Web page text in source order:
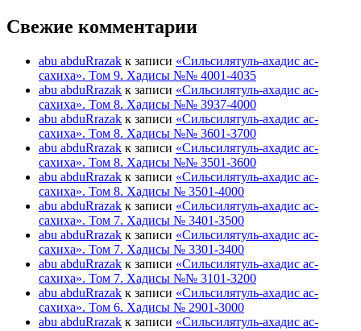
Свежие комментарии
abu abduRrazak к записи «Сильсилятуль-ахадис ас-
сахиха». Том 9. Хадисы №№ 4001-4035
abu abduRrazak к записи «Сильсилятуль-ахадис ас-
сахиха». Том 8. Хадисы №№ 3937-4000
abu abduRrazak к записи «Сильсилятуль-ахадис ас-
сахиха». Том 8. Хадисы №№ 3601-3700
abu abduRrazak к записи «Сильсилятуль-ахадис ас-
сахиха». Том 8. Хадисы №№ 3501-3600
abu abduRrazak к записи «Сильсилятуль-ахадис ас-
сахиха». Том 8. Хадисы № 3501-4000
abu abduRrazak к записи «Сильсилятуль-ахадис ас-
сахиха». Том 7. Хадисы № 3401-3500
abu abduRrazak к записи «Сильсилятуль-ахадис ас-
сахиха». Том 7. Хадисы № 3301-3400
abu abduRrazak к записи «Сильсилятуль-ахадис ас-
сахиха». Том 7. Хадисы №№ 3101-3200
abu abduRrazak к записи «Сильсилятуль-ахадис ас-
сахиха». Том 6. Хадисы № 2901-3000
abu abduRrazak к записи «Сильсилятуль-ахадис ас-